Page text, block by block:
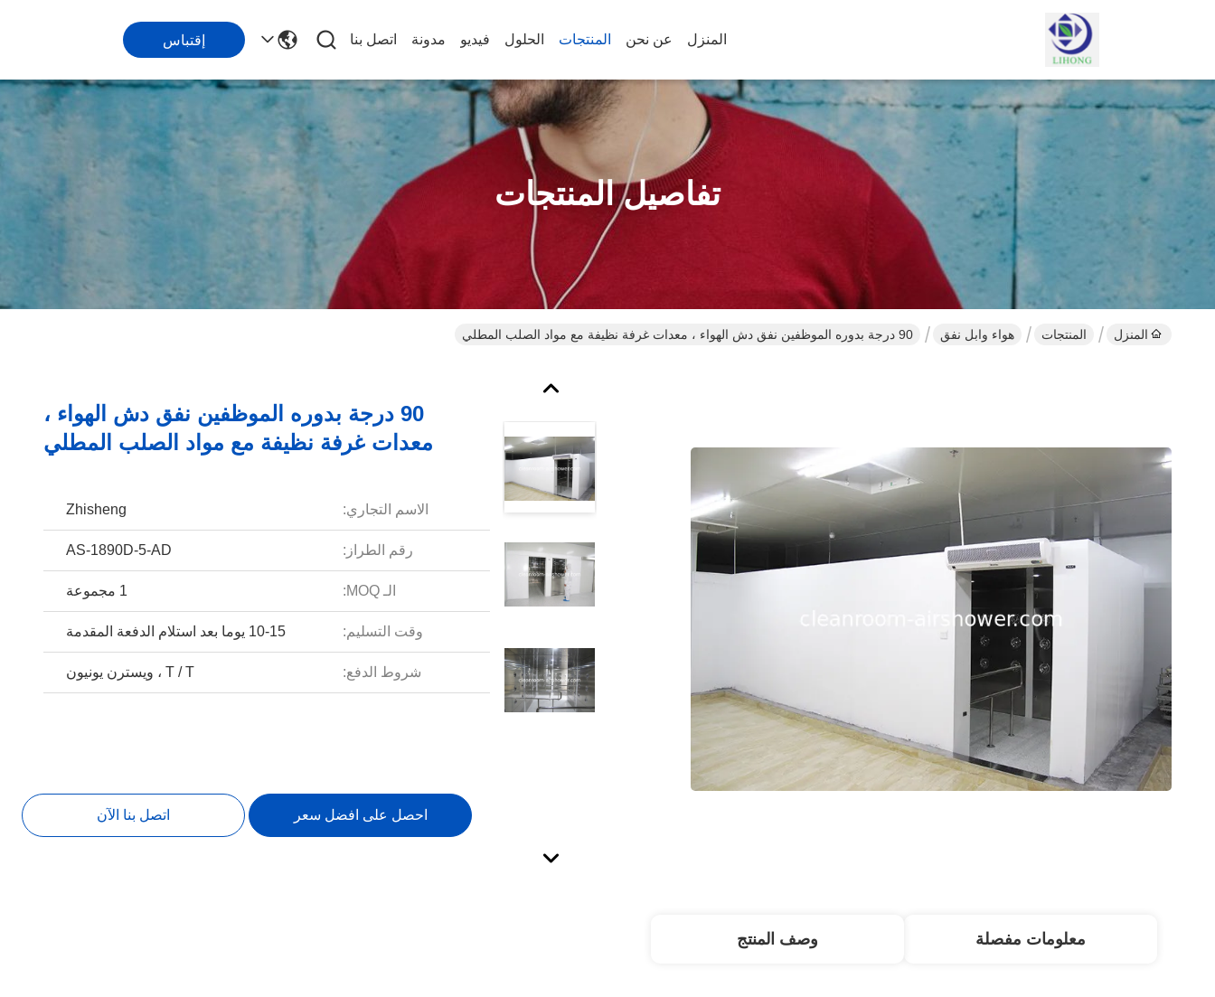
المنزل عن نحن المنتجات الحلول فيديو مدونة اتصل بنا إقتباس
تفاصيل المنتجات
المنزل المنتجات هواء وابل نفق 90 درجة بدوره الموظفين نفق دش الهواء ، معدات غرفة نظيفة مع مواد الصلب المطلي
90 درجة بدوره الموظفين نفق دش الهواء ،
معدات غرفة نظيفة مع مواد الصلب المطلي
الاسم التجاري: Zhisheng
رقم الطراز: AS-1890D-5-AD
الـ MOQ: 1 مجموعة
وقت التسليم: 10-15 يوما بعد استلام الدفعة المقدمة
شروط الدفع: T / T ، ويسترن يونيون
احصل على افضل سعر اتصل بنا الآن
معلومات مفصلة وصف المنتج